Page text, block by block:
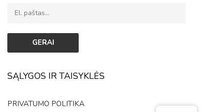
SĄLYGOS IR TAISYKLĖS
PRIVATUMO POLITIKA